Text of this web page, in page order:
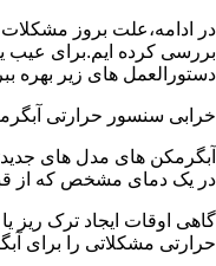
در ادامه،علت بروز مشکلات
بررسی کرده ایم.برای عیب
دستورالعمل های زیر بهره
خرابی سنسور حرارتی
آبگرمکن های مدل های
در یک دمای مشخص که از
گاهی اوقات ایجاد ترک ریز
حرارتی مشکلاتی را برای